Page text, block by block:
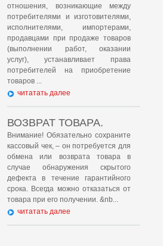
отношения, возникающие между
потребителями и изготовителями,
исполнителями, импортерами,
продавцами при продаже товаров
(выполнении работ, оказании
услуг), устанавливает права
потребителей на приобретение
товаров ...
читатать далее
ВОЗВРАТ ТОВАРА.
Внимание! Обязательно сохраните
кассовый чек, – он потребуется для
обмена или возврата товара в
случае обнаружения скрытого
дефекта в течение гарантийного
срока. Всегда можно отказаться от
товара при его получении. &nb...
читатать далее